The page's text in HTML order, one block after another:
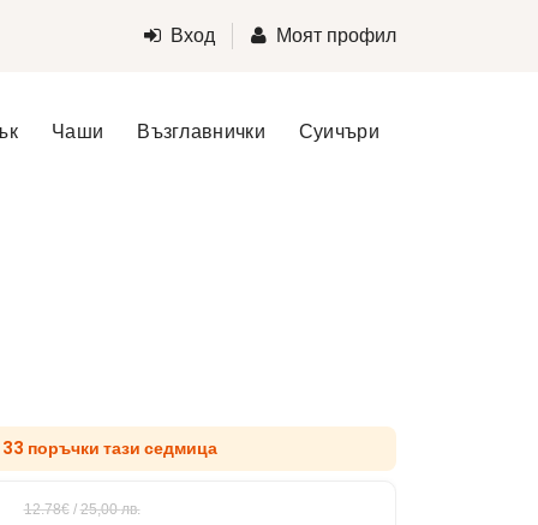
Вход Моят профил
Чаши Възглавнички Суичъри
поръчки тази седмица
12.78€ / 25,00лв.